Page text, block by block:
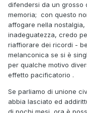
difendersi da un grosso
memoria; con questo
affogare nella
inadeguatezza, credo
riaffiorare dei ricordi -
melanconica se si è
per qualche motivo
effetto pacificatorio .
Se parliamo di unione
abbia lasciato ed